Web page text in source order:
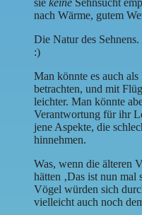
nach Wärme, gutem
Die Natur des
:)
Man könnte es auch
betrachten, und mit
leichter. Man könnte
Verantwortung für ihr
jene Aspekte, die
hinnehmen.
Was, wenn die älteren
hätten ‚Das ist nun mal
Vögel würden sich
vielleicht auch noch